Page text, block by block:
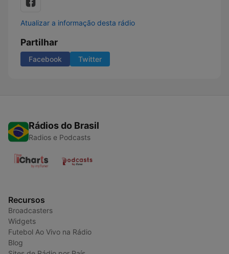
Atualizar a informação desta rádio
Partilhar
Facebook Twitter
Rádios do Brasil
Radios e Podcasts
Recursos
Broadcasters
Widgets
Futebol Ao Vivo na Rádio
Blog